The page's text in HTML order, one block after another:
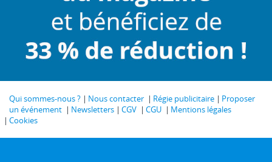
Qui sommes-nous ? Nous contacter Régie publicitaire
Proposer
un événement
Newsletters CGV CGU
Mentions légales
Cookies